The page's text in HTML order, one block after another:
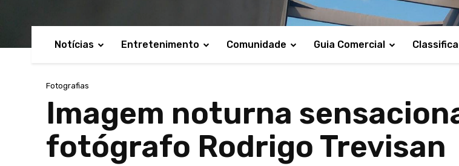
Notícias Entretenimento Comunidade Guia Comercial
Fotografias
Imagem noturna
fotógrafo Rodrigo Trevisan